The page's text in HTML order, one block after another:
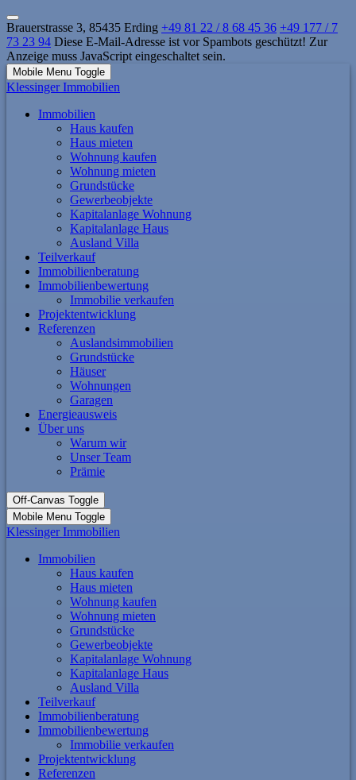
Brauerstrasse 3, 85435 Erding +49 81 22 / 8 68 45 36 +49 177 / 7
73 23 94 Diese E-Mail-Adresse ist vor Spambots geschützt! Zur
Anzeige muss JavaScript eingeschaltet sein.
Mobile Menu Toggle
Klessinger Immobilien
Immobilien
Haus kaufen
Haus mieten
Wohnung kaufen
Wohnung mieten
Grundstücke
Gewerbeobjekte
Kapitalanlage Wohnung
Kapitalanlage Haus
Ausland Villa
Teilverkauf
Immobilienberatung
Immobilienbewertung
Immobilie verkaufen
Projektentwicklung
Referenzen
Auslandsimmobilien
Grundstücke
Häuser
Wohnungen
Garagen
Energieausweis
Über uns
Warum wir
Unser Team
Prämie
Off-Canvas Toggle
Mobile Menu Toggle
Klessinger Immobilien
Immobilien
Haus kaufen
Haus mieten
Wohnung kaufen
Wohnung mieten
Grundstücke
Gewerbeobjekte
Kapitalanlage Wohnung
Kapitalanlage Haus
Ausland Villa
Teilverkauf
Immobilienberatung
Immobilienbewertung
Immobilie verkaufen
Projektentwicklung
Referenzen